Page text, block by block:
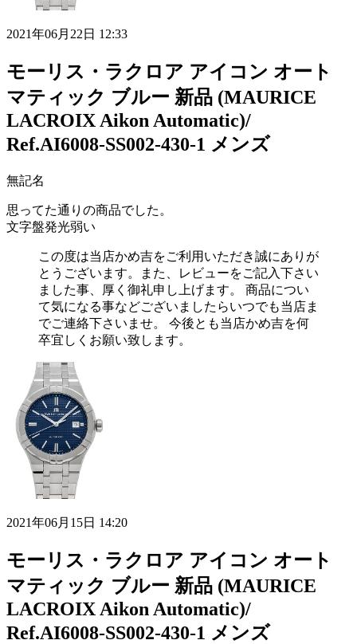
2021年06月22日 12:33
モーリス・ラクロア アイコン オート
マティック ブルー 新品 (MAURICE
LACROIX Aikon Automatic)/
Ref.AI6008-SS002-430-1 メンズ
無記名
思ってた通りの商品でした。
文字盤発光弱い
この度は当店かめ吉をご利用いただき誠にありが
とうございます。また、レビューをご記入下さい
ました事、厚く御礼申し上げます。 商品につい
て気になる事などございましたらいつでも当店ま
でご連絡下さいませ。 今後とも当店かめ吉を何
卒宜しくお願い致します。
2021年06月15日 14:20
モーリス・ラクロア アイコン オート
マティック ブルー 新品 (MAURICE
LACROIX Aikon Automatic)/
Ref.AI6008-SS002-430-1 メンズ